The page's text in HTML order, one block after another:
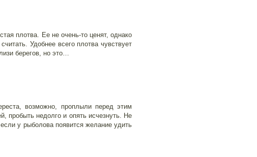
плотва. Ее не очень-то ценят, однако
Удобнее всего плотва чувствует
берегов, но это…
возможно, проплыли перед этим
пробыть недолго и опять исчезнуть. Не
у рыболова появится желание удить